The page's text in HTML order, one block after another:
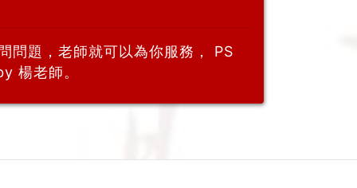
問題，老師就可以為你服務， PS
楊老師。